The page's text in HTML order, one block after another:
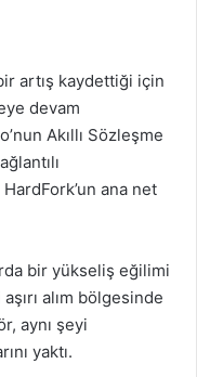
artış kaydettiği için
devam
Akıllı Sözleşme
ana net
bir yükseliş eğilimi
alım bölgesinde
aynı şeyi
yaktı.